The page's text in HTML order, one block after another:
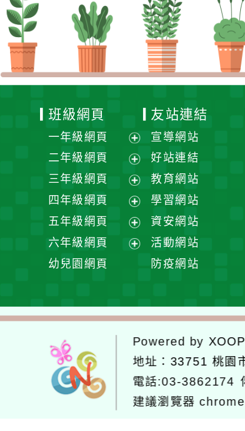
班級網頁
一年級網頁
展
開
選
單
二年級網頁
展
選
單
三年級網頁
展
選
單
四年級網頁
展
選
五年級網頁
展
開
六年級網頁
單
幼兒園網頁
友站連結
宣導網站
好站連結
教育網站
學習網站
資安網站
活動網站
防疫網站
Powered by
地址： 33751 桃園
電話:03-3862174
建議瀏覽器 chrome